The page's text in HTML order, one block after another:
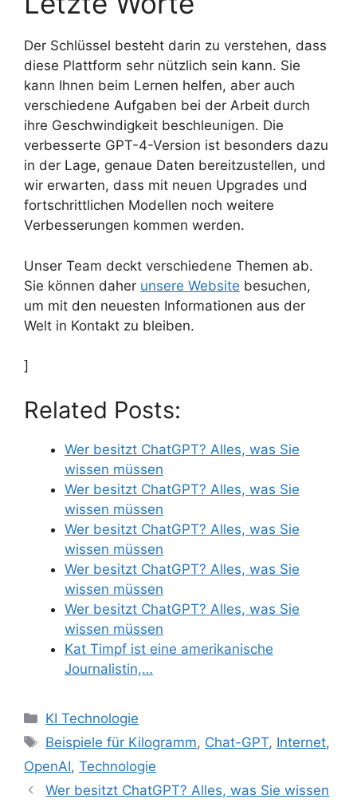
Der Schlüssel besteht darin zu verstehen, dass
diese Plattform sehr nützlich sein kann. Sie
kann Ihnen beim Lernen helfen, aber auch
verschiedene Aufgaben bei der Arbeit durch
ihre Geschwindigkeit beschleunigen. Die
verbesserte GPT-4-Version ist besonders dazu
in der Lage, genaue Daten bereitzustellen, und
wir erwarten, dass mit neuen Upgrades und
fortschrittlichen Modellen noch weitere
Verbesserungen kommen werden.
Unser Team deckt verschiedene Themen ab.
Sie können daher unsere Website besuchen,
um mit den neuesten Informationen aus der
Welt in Kontakt zu bleiben.
]
Related Posts:
Wer besitzt ChatGPT? Alles, was Sie
wissen müssen
Wer besitzt ChatGPT? Alles, was Sie
wissen müssen
Wer besitzt ChatGPT? Alles, was Sie
wissen müssen
Wer besitzt ChatGPT? Alles, was Sie
wissen müssen
Wer besitzt ChatGPT? Alles, was Sie
wissen müssen
Kat Timpf ist eine amerikanische
Journalistin,…
Categories
KI Technologie
Tags
Beispiele für Kilogramm, Chat-GPT, Internet,
OpenAI, Technologie
Wer besitzt ChatGPT? Alles, was Sie wissen